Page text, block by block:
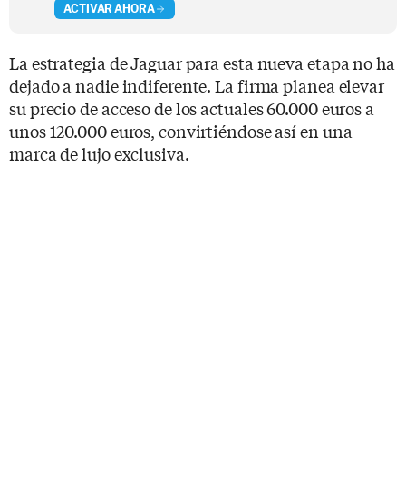
ACTIVAR AHORA
La estrategia de Jaguar para esta nueva etapa no ha
dejado a nadie indiferente. La firma planea elevar
su precio de acceso de los actuales 60.000 euros a
unos 120.000 euros, convirtiéndose así en una
marca de lujo exclusiva.